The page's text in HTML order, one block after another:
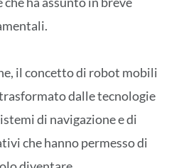
il concetto di robot mobili
dalle tecnologie
di navigazione e di
che hanno permesso di